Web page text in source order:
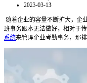
2023-03-13
随着企业的容量不断扩大，企
班事务跟本无法做好，相对于
系统来管理企业考勤事务，那